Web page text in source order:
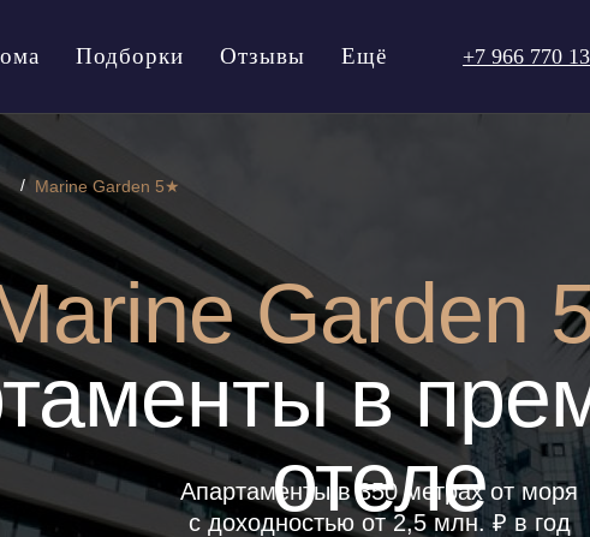
Подборки Отзывы Ещё +7 966 770
/ Marine Garden 5★
Апартаменты в 350 метрах от моря
с доходностью от 2,5 млн. ₽ в год
в
отеле